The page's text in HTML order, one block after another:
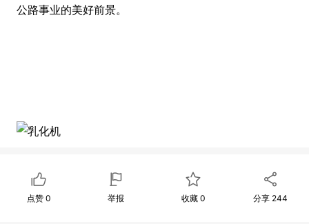
公路事业的美好前景。
点赞 0 举报 收藏 0 分享 244